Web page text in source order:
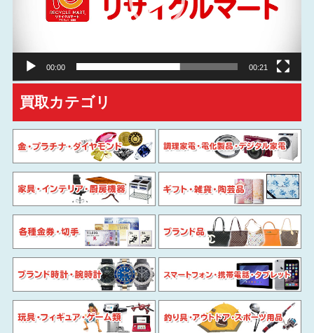
00:00 00:21
買取カテゴリ